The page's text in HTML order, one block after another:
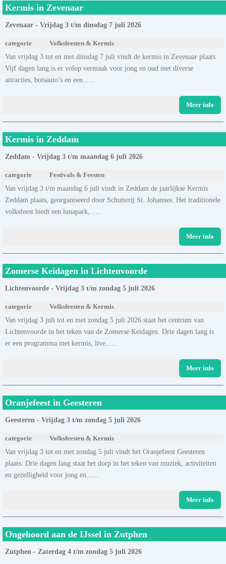
Kermis in Zevenaar
Zevenaar - Vrijdag 3 t/m dinsdag 7 juli 2026
categorie Volksfeesten & Kermis
Van vrijdag 3 tot en met dinsdag 7 juli vindt de kermis in Zevenaar plaats.
Vijf dagen lang is er volop vermaak voor jong en oud met diverse
attracties, botsauto’s en een......
Meer info
Kermis in Zeddam
Zeddam - Vrijdag 3 t/m maandag 6 juli 2026
categorie Festivals & Feesten
Van vrijdag 3 t/m maandag 6 juli vindt in Zeddam de jaarlijkse Kermis
Zeddam plaats, georganiseerd door Schutterij St. Johannes. Het traditionele
volksfeest biedt een lunapark,......
Meer info
Zomerse Keidagen in Lichtenvoorde
Lichtenvoorde - Vrijdag 3 t/m zondag 5 juli 2026
categorie Volksfeesten & Kermis
Van vrijdag 3 juli tot en met zondag 5 juli 2026 staat het centrum van
Lichtenvoorde in het teken van de Zomerse Keidagen. Drie dagen lang is
er een programma met kermis, live......
Meer info
Oranjefeest in Geesteren
Geesteren - Vrijdag 3 t/m zondag 5 juli 2026
categorie Volksfeesten & Kermis
Van vrijdag 3 tot en met zondag 5 juli vindt het Oranjefeest Geesteren
plaats. Drie dagen lang staat het dorp in het teken van muziek, activiteiten
en gezelligheid voor jong en......
Meer info
Ongehoord aan de IJssel in Zutphen
Zutphen - Zaterdag 4 t/m zondag 5 juli 2026